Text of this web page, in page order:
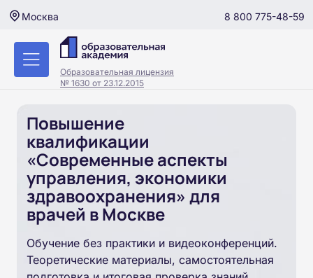
Москва 8 800 775-48-59
Образовательная лицензия
№ 1630 от 23.12.2015
Повышение
квалификации
«Современные аспекты
управления, экономики
здравоохранения» для
врачей в Москве
Обучение без практики и видеоконференций.
Теоретические материалы, самостоятельная